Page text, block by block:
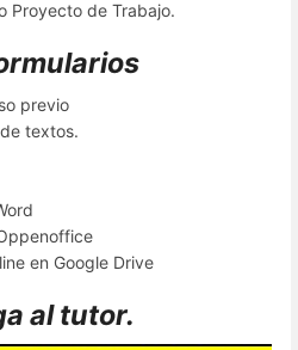
Proyecto de Trabajo.
previo
textos.
en Google Drive
al tutor.